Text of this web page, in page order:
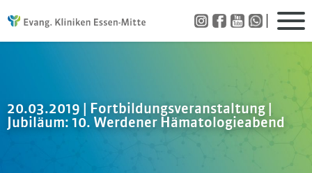
20.03.2019 | Fortbildungsveranstaltung |
Jubiläum: 10. Werdener Hämatologieabend